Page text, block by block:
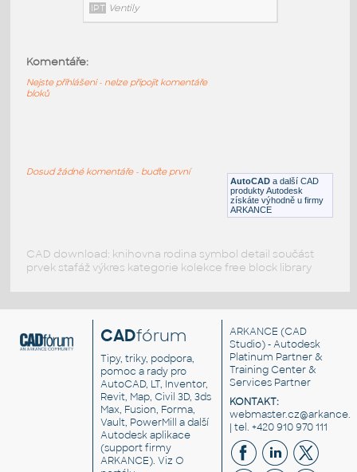
DWG Ventily
IPT Ventily AutoCAD a další CAD
produkty Autodesk
získáte výhodně u firmy
ARKANCE
Komentáře:
Nejste přihlášeni - nelze připojit komentáře
bloků
Dosud žádné komentáře - buďte první
CAD download: knihovna rodina symbol detail součást
prvek stafáž výkres kategorie kolekce free block library
CADfórum
Tipy, triky, podpora,
pomoc a rady pro
AutoCAD, LT, Inventor,
Revit, Map, Civil 3D, 3ds
Max, Fusion, Forma,
Vault, PowerMill a další
Autodesk aplikace
(support firmy
ARKANCE). VizO
ARKANCE (CAD
Studio) - Autodesk
Platinum Partner &
Training Center &
Services Partner
KONTAKT:
| tel. +420 910 970 111